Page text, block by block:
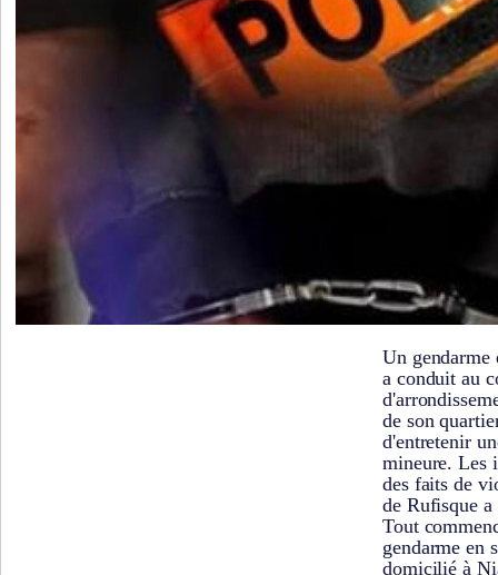
Un gendarme
a conduit au
de son
d'entretenir
mineure. Les
des faits de
de Rufisque
Tout
gendarme en
domicilié à